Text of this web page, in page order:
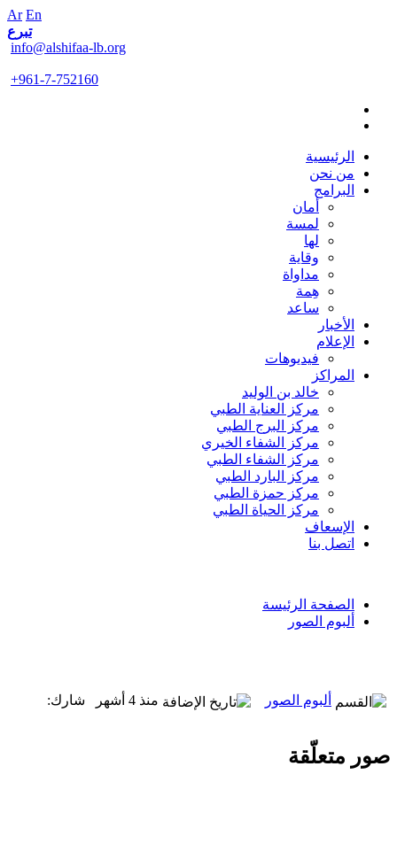
Ar En
تبرع
info@alshifaa-lb.org
+961-7-752160
الرئيسية
من نحن
البرامج
أمان
لمسة
لها
وقاية
مداواة
هِمة
ساعد
الأخبار
الإعلام
فيديوهات
المراكز
خالد بن الوليد
مركز العناية الطبي
مركز البرج الطبي
مركز الشفاء الخيري
مركز الشفاء الطبي
مركز البارد الطبي
مركز حمزة الطبي
مركز الحياة الطبي
الإسعاف
اتصل بنا
الصفحة الرئيسة
ألبوم الصور
ألبوم الصور منذ 4 أشهر شارك:
صور متعلّقة